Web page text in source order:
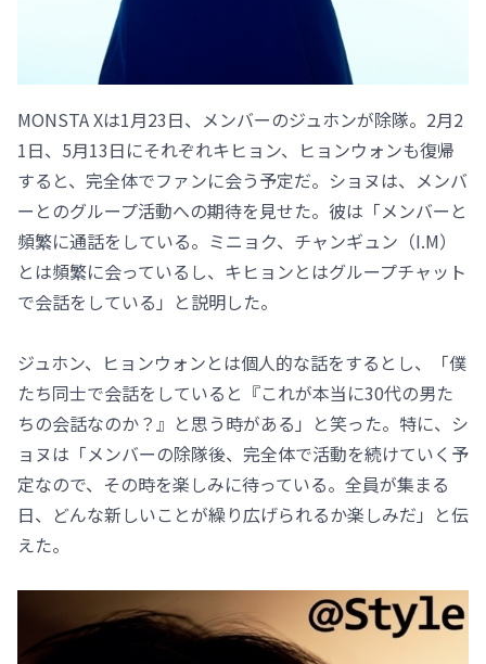
MONSTA Xは1月23日、メンバーのジュホンが除隊。2月2
1日、5月13日にそれぞれキヒョン、ヒョンウォンも復帰
すると、完全体でファンに会う予定だ。ショヌは、メンバ
ーとのグループ活動への期待を見せた。彼は「メンバーと
頻繁に通話をしている。ミニョク、チャンギュン（I.M）
とは頻繁に会っているし、キヒョンとはグループチャット
で会話をしている」と説明した。
ジュホン、ヒョンウォンとは個人的な話をするとし、「僕
たち同士で会話をしていると『これが本当に30代の男た
ちの会話なのか？』と思う時がある」と笑った。特に、シ
ョヌは「メンバーの除隊後、完全体で活動を続けていく予
定なので、その時を楽しみに待っている。全員が集まる
日、どんな新しいことが繰り広げられるか楽しみだ」と伝
えた。